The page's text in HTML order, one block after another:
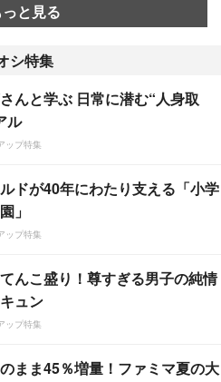
っと見る
シ特集
んと学ぶ 日常に潜む“人身取
ル
ップ特集
ドが40年にわたり支える「小学
」
ップ特集
んこ盛り！尊すぎる男子の純情
ュン
ップ特集
まま45％増量！ファミマ夏の大